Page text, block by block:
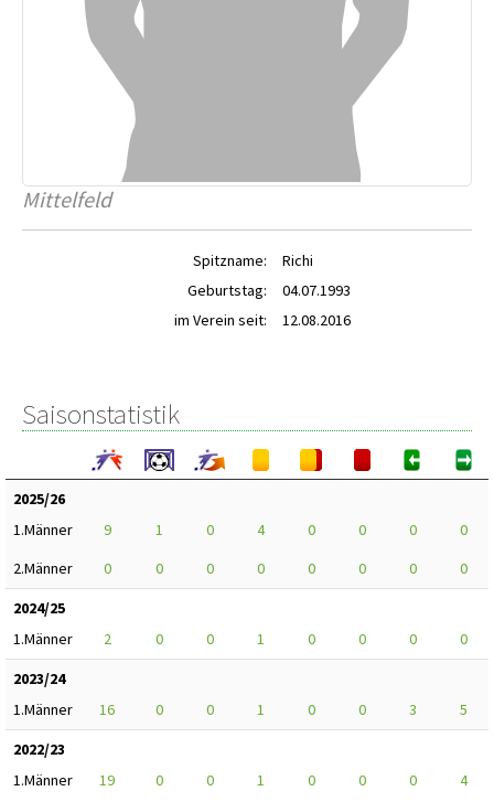
Mittelfeld
Spitzname:
Richi
Geburtstag:
04.07.1993
im Verein seit:
12.08.2016
Saisonstatistik
2025/26
1.Männer
9 1 0 4 0 0 0
0
2.Männer
0 0 0 0 0 0 0
0
2024/25
1.Männer
2 0 0 1 0 0 0
0
2023/24
1.Männer
16 0 0 1 0 0 3
5
2022/23
1.Männer
19 0 0 1 0 0 0 4